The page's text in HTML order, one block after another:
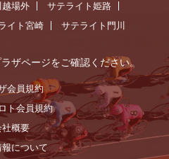
越場外
サテライト姫路
イト宮崎 サテライト門川
ザページをご確認ください。
会員規約
ト会員規約
社概要
報について